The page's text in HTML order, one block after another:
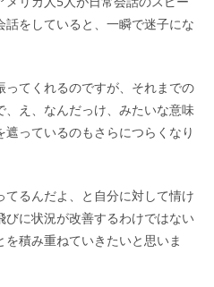
話をしていると、一瞬で迷子にな
てくれるのですが、それまでの
え、なんだっけ、みたいな意味
っているのもさらにつらくなり
るんだよ、と自分に対して情け
に状況が改善するわけではない
積み重ねていきたいと思いま